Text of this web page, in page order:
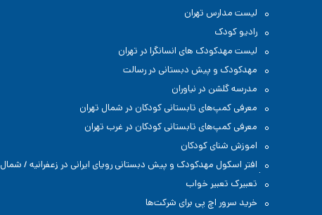
لیست مدارس تهران
رادیو کودک
لیست مهدکودک های انسانگرا در تهران
مهدکودک و پیش دبستانی در رسالت
مدرسه گلشن در نیاوران
معرفی کمپ‌های تابستانی کودکان در شمال تهران
معرفی کمپ‌های تابستانی کودکان در غرب تهران
اموزش شنای کودکان
افتر اسکول مهدکودک و پیش دبستانی رویای ایرانی در زعفرانیه / شمال
تهران
تعبیرک تعبیر خواب
خرید سرور اچ پی برای شرکت‌ها